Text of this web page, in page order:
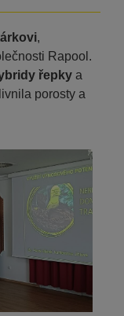
,
Rapool.
řepky a
porosty a